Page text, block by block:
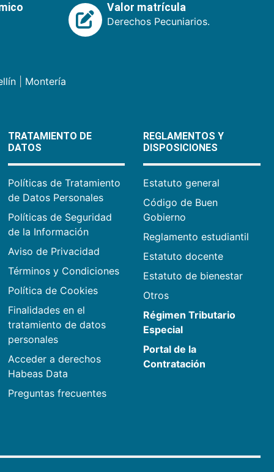
Valor matrícula
Derechos Pecuniarios.
| Montería
TRATAMIENTO DE
DATOS
Políticas de Tratamiento
de Datos Personales
Políticas de Seguridad
de la Información
Aviso de Privacidad
Términos y Condiciones
Política de Cookies
Finalidades en el
tratamiento de datos
personales
Acceder a derechos
Habeas Data
Preguntas frecuentes
REGLAMENTOS Y
DISPOSICIONES
Estatuto general
Código de Buen
Gobierno
Reglamento estudiantil
Estatuto docente
Estatuto de bienestar
Otros
Régimen Tributario
Especial
Portal de la
Contratación